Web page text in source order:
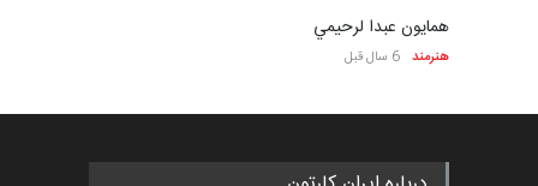
همايون عبدا لرحيمي
هنرمند 6 سال قبل